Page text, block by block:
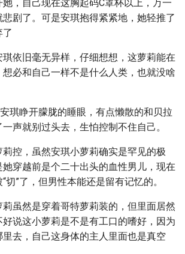
她，自己现在这胸起码C罩杯以上，万一
剧了。可是安琪抱得紧紧地，她轻推了
了
依旧毫无异样，仔细想想，这萝莉能在
必和自己一样不是什么人类，也就没啥
琪睁开朦胧的睡眼，有点懒散的和贝拉
声就别过头去，生怕控制不住自己。
控，虽然安琪小萝莉确实是罕见的极
穿越前是个二十出头的血性男儿，现在
切”了，但男性本能还是留有记忆的。
虽然是穿着哥特萝莉装的，但里面居然
说这小萝莉是不是有工口的嗜好，因为
里去，自己这身体的主人里面也是真空